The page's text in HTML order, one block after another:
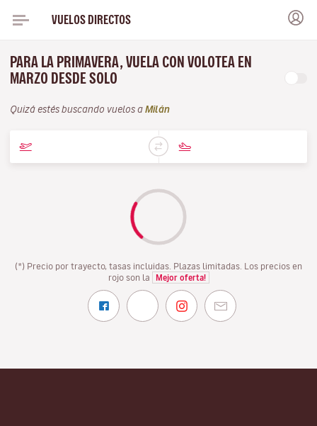
VUELOS DIRECTOS
PARA LA PRIMAVERA, VUELA CON VOLOTEA EN
MARZO DESDE SOLO
Quizá estés buscando vuelos a Milán
(*) Precio por trayecto, tasas incluidas. Plazas limitadas. Los precios en
rojo son la
Mejor oferta!